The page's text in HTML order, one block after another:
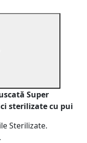
Super
sterilizate cu pui
Sterilizate.